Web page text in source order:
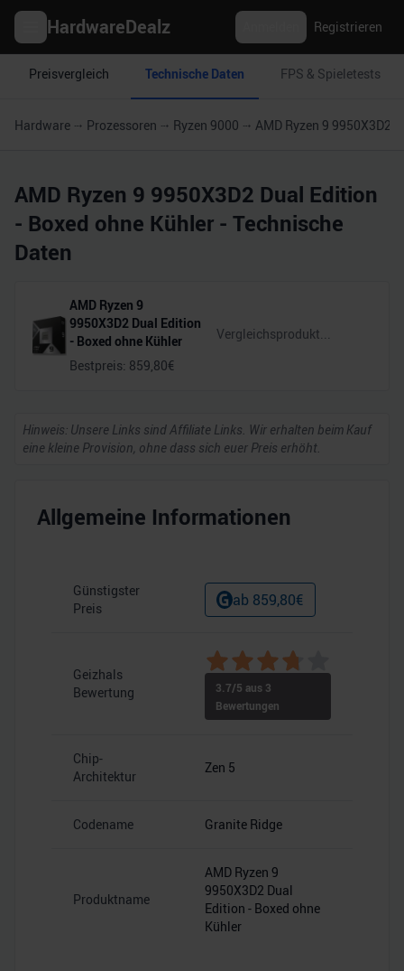
HardwareDealz Registrieren
Preisvergleich Technische Daten FPS & Spieletests
Hardware Prozessoren Ryzen 9000 AMD Ryzen 9 9950X3D2
AMD Ryzen 9 9950X3D2 Dual Edition
- Boxed ohne Kühler - Technische
Daten
AMD Ryzen 9
9950X3D2 Dual Edition
- Boxed ohne Kühler
Bestpreis: 859,80€
Hinweis: Unsere Links sind Affiliate Links. Wir erhalten beim Kauf
eine kleine Provision, ohne dass sich euer Preis erhöht.
Allgemeine Informationen
Günstigster
Preis
ab 859,80€
Geizhals
Bewertung
3.7/5 aus 3
Bewertungen
Chip-
Architektur
Zen 5
Codename Granite Ridge
Produktname
AMD Ryzen 9
9950X3D2 Dual
Edition - Boxed ohne
Kühler